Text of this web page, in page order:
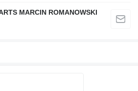
MARCIN ROMANOWSKI